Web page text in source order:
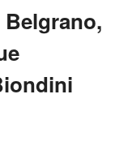
Belgrano,